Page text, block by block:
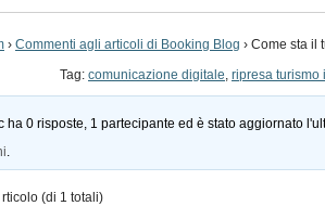
› Commenti agli articoli di Booking Blog › Come sta il
Tag: comunicazione digitale, ripresa turismo
ha 0 risposte, 1 partecipante ed è stato aggiornato
.
(di 1 totali)